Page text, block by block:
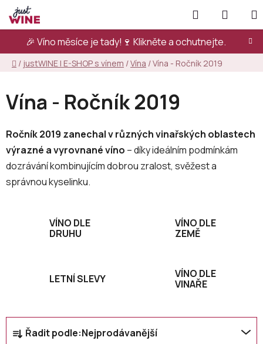
Přejít
na
obsah
🎉 Víno měsíce je tady!🍷 Klikněte a ochutnejte.
Hledat
KOŠÍK
Domů
/ justWINE | E-SHOP s vínem /Vína /Vína - Ročník 2019
Vína - Ročník 2019
Ročník 2019 zanechal v různých vinařských oblastech
výrazné a vyrovnané víno – díky ideálním podmínkám
dozrávání kombinujícím dobrou zralost, svěžest a
správnou kyselinku.
VÍNO DLE
DRUHU
VÍNO DLE
ZEMĚ
LETNÍ SLEVY
VÍNO DLE
VINAŘE
Ř
a Řadit podle:Nejprodávanější